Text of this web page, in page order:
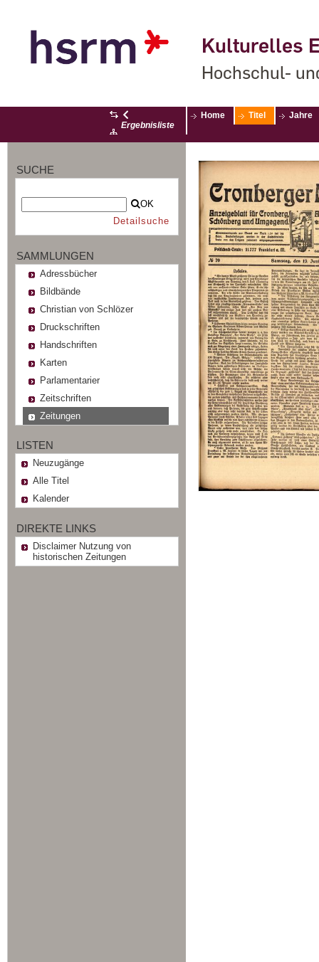
Kulturelles
Hochschul-
Ergebnisliste
Home Titel Jahre
SUCHE
OK
Detailsuche
SAMMLUNGEN
Adressbücher
Bildbände
Christian von Schlözer
Druckschriften
Handschriften
Karten
Parlamentarier
Zeitschriften
Zeitungen
LISTEN
Neuzugänge
Alle Titel
Kalender
DIREKTE LINKS
Disclaimer Nutzung von
historischen Zeitungen